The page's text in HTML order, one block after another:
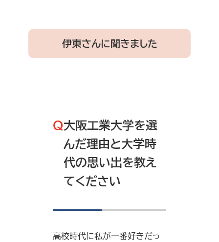
伊東さんに聞きました
Q大阪工業大学を選
んだ理由と大学時
代の思い出を教え
てください
高校時代に私が一番好きだっ